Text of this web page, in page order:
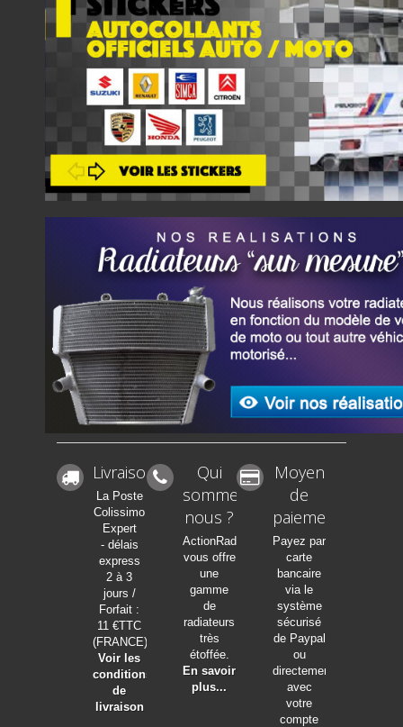
Livraison
La Poste
Colissimo
Expert
- délais
express
2 à 3
jours /
Forfait :
11 €TTC
(FRANCE)
Voir les
conditions
de
livraison
Qui
sommes-
nous ?
ActionRadia
vous offre
une
gamme
de
radiateurs
très
étoffée.
En savoir
plus...
Moyen
de
paiement
Payez par
carte
bancaire
via le
système
sécurisé
de Paypal
ou
directement
avec
votre
compte